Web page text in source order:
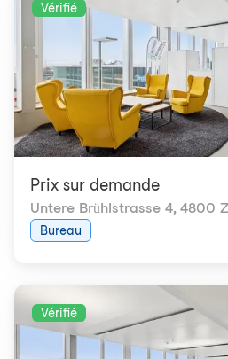
Vérifié
Prix ​​sur demande
Untere Brühlstrasse 4, 4800
Bureau
Vérifié